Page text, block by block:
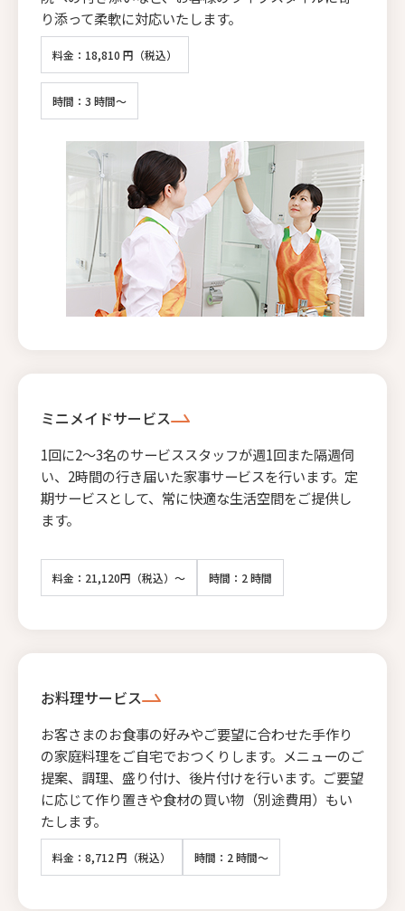
り添って柔軟に対応いたします。
料金：18,810 円（税込）
時間：3 時間～
ミニメイドサービス
1回に2〜3名のサービススタッフが週1回また隔週伺
い、2時間の行き届いた家事サービスを行います。定
期サービスとして、常に快適な生活空間をご提供し
ます。
料金：21,120円（税込）～ 時間：2 時間
お料理サービス
お客さまのお食事の好みやご要望に合わせた手作り
の家庭料理をご自宅でおつくりします。メニューのご
提案、調理、盛り付け、後片付けを行います。ご要望
に応じて作り置きや食材の買い物（別途費用）もい
たします。
料金：8,712 円（税込） 時間：2 時間～